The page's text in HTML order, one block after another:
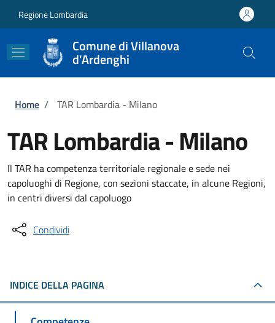
Regione Lombardia
Comune di Villanova
d'Ardenghi
Briciole di pane
Home / TAR Lombardia - Milano
TAR Lombardia - Milano
Il TAR ha competenza territoriale regionale e sede nei
capoluoghi di Regione, con sezioni staccate, in alcune Regioni,
in centri diversi dal capoluogo
Condividi
INDICE DELLA PAGINA